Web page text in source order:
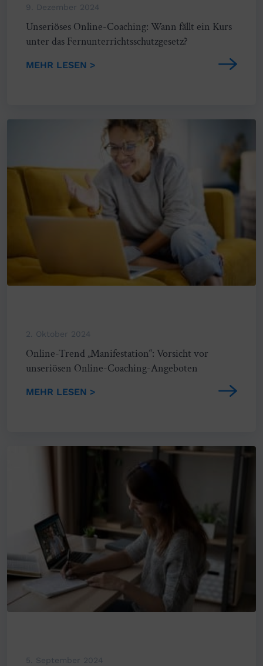
9. Dezember 2024
Unseriöses Online-Coaching: Wann fällt ein Kurs
unter das Fernunterrichtsschutzgesetz?
MEHR LESEN >
2. Oktober 2024
Online-Trend „Manifestation“: Vorsicht vor
unseriösen Online-Coaching-Angeboten
MEHR LESEN >
5. September 2024